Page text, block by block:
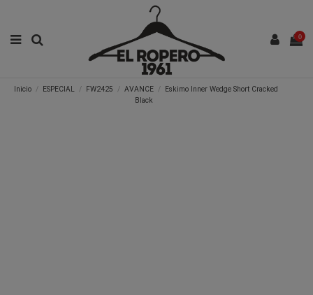
0
Inicio ESPECIAL FW2425 AVANCE
Eskimo Inner Wedge Short Cracked
Black